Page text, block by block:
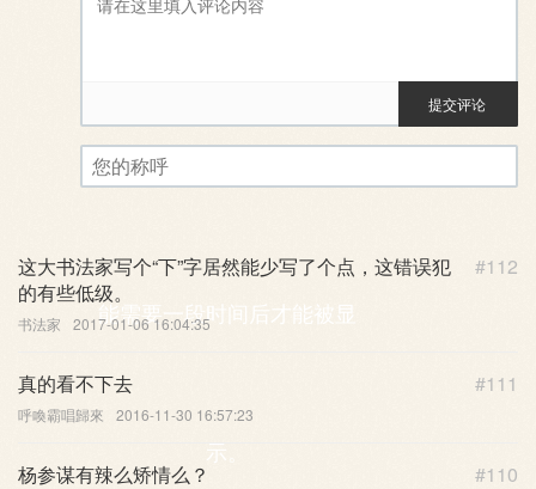
评论审核已启用。您的评论可
能需要一段时间后才能被显
示。
提交评论
#112
这大书法家写个“下”字居然能少写了个点，这错误犯
的有些低级。
书法家 2017-01-06 16:04:35
#111
真的看不下去
呼喚霸唱歸來 2016-11-30 16:57:23
#110
杨参谋有辣么矫情么？